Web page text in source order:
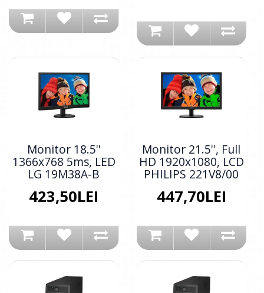
Monitor 18.5''
1366x768 5ms, LED
LG 19M38A-B
423,50LEI
Monitor 21.5'', Full
HD 1920x1080, LCD
PHILIPS 221V8/00
447,70LEI